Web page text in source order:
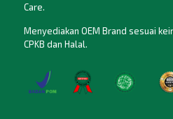
Care.
Menyediakan OEM Brand sesuai
CPKB dan Halal.